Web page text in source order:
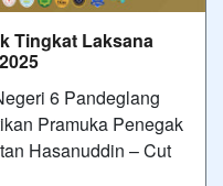
Tingkat Laksana
6 Pandeglang
Pramuka Penegak
Hasanuddin – Cut